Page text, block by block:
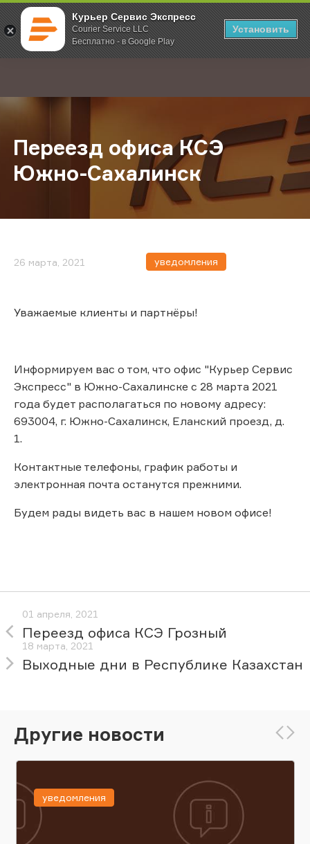
Курьер Сервис Экспресс
Courier Service LLC
Бесплатно - в Google Play
Установить
; Главная О компании Новости Переезд офиса КСЭ Южно-
Переезд офиса КСЭ
Южно-Сахалинск
26 марта, 2021 уведомления
Уважаемые клиенты и партнёры!
Информируем вас о том, что офис "Курьер Сервис
Экспресс" в Южно-Сахалинске с 28 марта 2021
года будет располагаться по новому адресу:
693004, г. Южно-Сахалинск, Еланский проезд, д.
1.
Контактные телефоны, график работы и
электронная почта останутся прежними.
Будем рады видеть вас в нашем новом офисе!
01 апреля, 2021
Переезд офиса КСЭ Грозный
18 марта, 2021
Выходные дни в Республике Казахстан
Другие новости
уведомления